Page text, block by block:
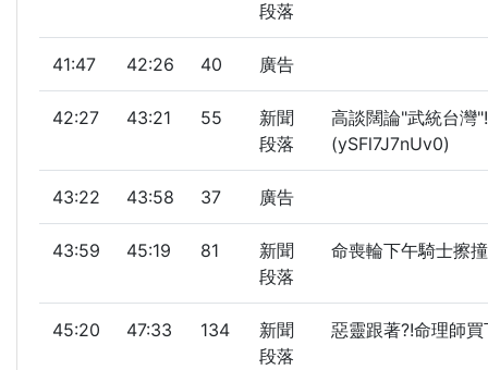
段落
41:47 42:26 40 廣告
42:27 43:21 55
新聞
段落
高談闊論"武統台灣
(ySFl7J7nUv0)
43:22 43:58 37 廣告
43:59 45:19 81
新聞
段落
命喪輪下午騎士擦
45:20 47:33 134
新聞
段落
惡靈跟著?!命理師